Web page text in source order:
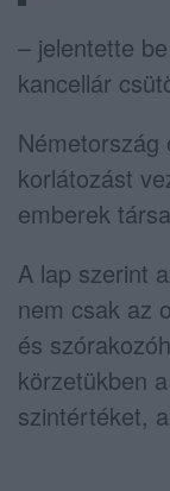
– jelentette
kancellár
korlátozást
emberek
A lap szerint
nem csak az
és
körzetükben
szintértéket,